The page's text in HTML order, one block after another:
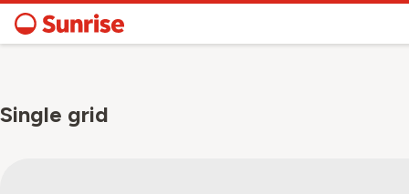
Single grid